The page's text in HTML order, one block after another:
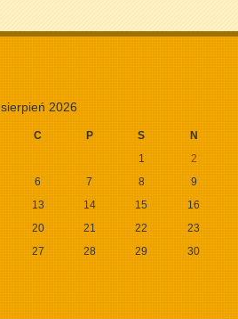
sierpień 2026
C P S N
1
2
6 7 8
9
13 14 15
16
20 21 22
23
27 28 29
30